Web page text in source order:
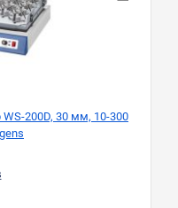
200D, 30 мм, 10-300